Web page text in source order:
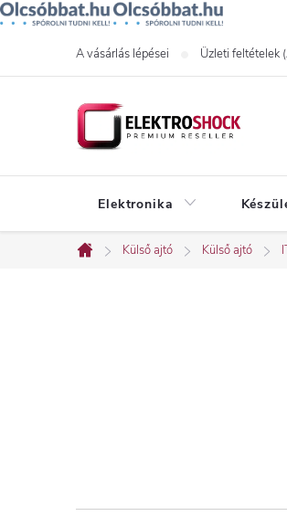
A vásárlás lépései Üzleti feltételek
Elektronika
Kezdőlap
Külső ajtó Külső ajtó